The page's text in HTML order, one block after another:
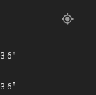
3.6°
3.6°